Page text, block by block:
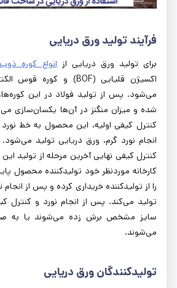
فرآیند تولید ورق دریایی
برای تولید ورق دریایی از انواع کوره
می‌شود. پس از تولید فولاد در این
شده و میزان منگنز در آن‌ها یکسان‌سازی
کنترل کیفی اولیه، این محصول به خط
انجام نورد گرم، ورق دریایی تولید
کنترل کیفی نهایی آخرین مرحله از تولید
کارخانه موردنظر خود تولیدکننده محصول
را از تولیدکننده خریداری کرده و پس از
تولید می‌کند. پس از انجام نورد و کنترل
سایز مشخص برش زده می‌شوند یا به
می‌شوند.
تولیدکنندگان ورق دریایی